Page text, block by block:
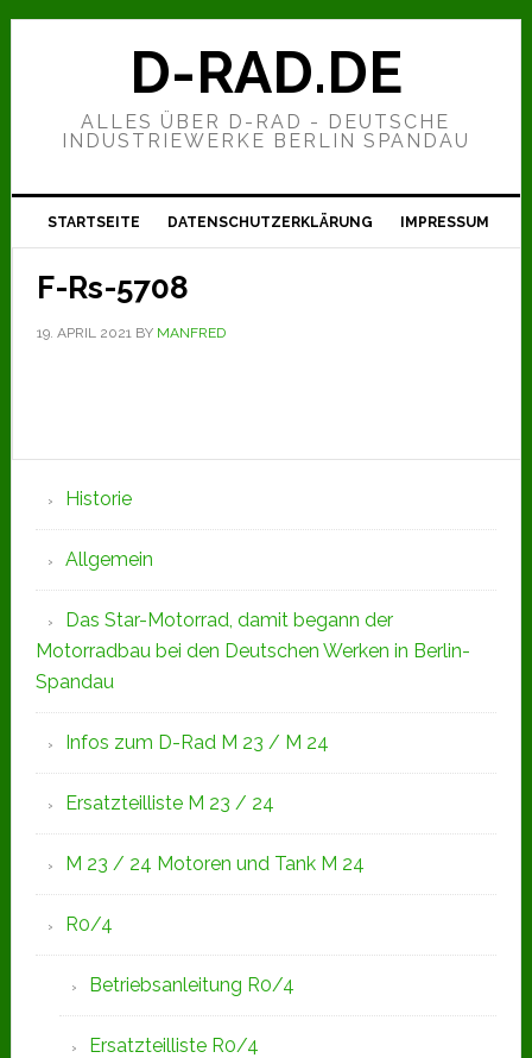
Zur
Hauptnavigation
Zum
Zur
D-RAD.DE
ALLES ÜBER D-RAD - DEUTSCHE
INDUSTRIEWERKE BERLIN SPANDAU
STARTSEITE DATENSCHUTZERKLÄRUNG IMPRESSUM
F-Rs-5708
19. APRIL 2021BY MANFRED
Seitenspalte
Historie
Allgemein
Das Star-Motorrad, damit begann der
Motorradbau bei den Deutschen Werken in Berlin-
Spandau
Infos zum D-Rad M 23 / M 24
Ersatzteilliste M 23 / 24
M 23 / 24 Motoren und Tank M 24
R0/4
Betriebsanleitung R0/4
Ersatzteilliste R0/4